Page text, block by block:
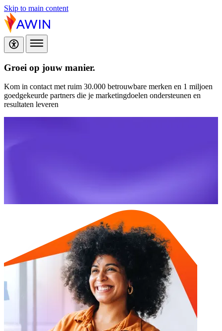
Skip to main content
Groei op jouw manier.
Kom in contact met ruim 30.000 betrouwbare merken en 1 miljoen
goedgekeurde partners die je marketingdoelen ondersteunen en
resultaten leveren